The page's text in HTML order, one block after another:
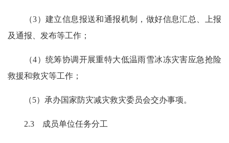
（3）建立信息报送和通报机制，做好信息汇总、上报
及通报、发布等工作；
（4）统筹协调开展重特大低温雨雪冰冻灾害应急抢险
救援和救灾等工作；
（5）承办国家防灾减灾救灾委员会交办事项。
2.3 成员单位任务分工